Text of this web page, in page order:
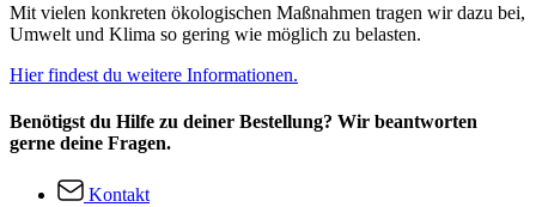
Mit vielen konkreten ökologischen Maßnahmen tragen wir dazu bei,
Umwelt und Klima so gering wie möglich zu belasten.
Hier findest du weitere Informationen.
Benötigst du Hilfe zu deiner Bestellung? Wir beantworten
gerne deine Fragen.
Kontakt